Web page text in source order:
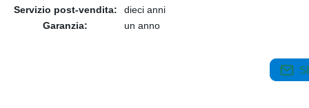
Servizio post-vendita:
dieci anni
Garanzia:
un anno